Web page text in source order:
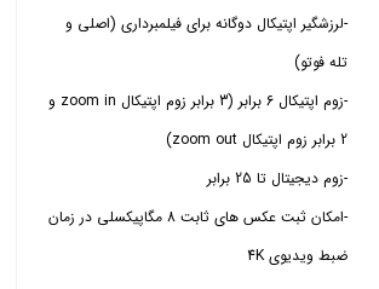
-لرزشگیر اپتیکال دوگانه برای فیلمبرداری (اصلی و
تله فوتو)
-زوم اپتیکال 6 برابر (3 برابر زوم اپتیکال zoom in و
2 برابر زوم اپتیکال zoom out)
-زوم دیجیتال تا 25 برابر
-امکان ثبت عکس های ثابت 8 مگاپیکسلی در زمان
ضبط ویدیوی 4K